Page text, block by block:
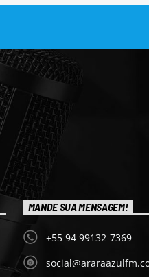
MANDE SUA MENSAGEM!
+55 94 99132-7369